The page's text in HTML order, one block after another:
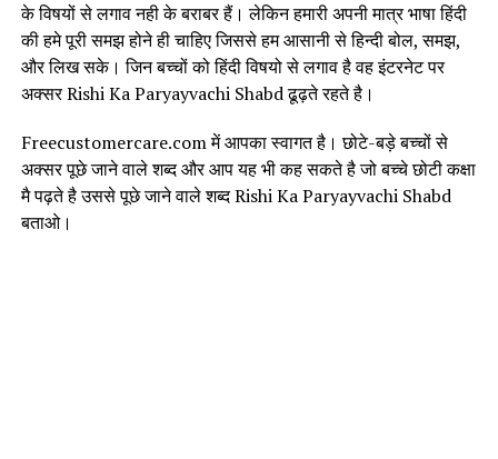
के विषयों से लगाव नही के बराबर हैं। लेकिन हमारी अपनी मात्र भाषा हिंदी
की हमे पूरी समझ होने ही चाहिए जिससे हम आसानी से हिन्दी बोल, समझ,
और लिख सके। जिन बच्चों को हिंदी विषयो से लगाव है वह इंटरनेट पर
अक्सर Rishi Ka Paryayvachi Shabd ढूढ़ते रहते है।
Freecustomercare.com में आपका स्वागत है। छोटे-बड़े बच्चों से
अक्सर पूछे जाने वाले शब्द और आप यह भी कह सकते है जो बच्चे छोटी कक्षा
मै पढ़ते है उससे पूछे जाने वाले शब्द Rishi Ka Paryayvachi Shabd
बताओ।